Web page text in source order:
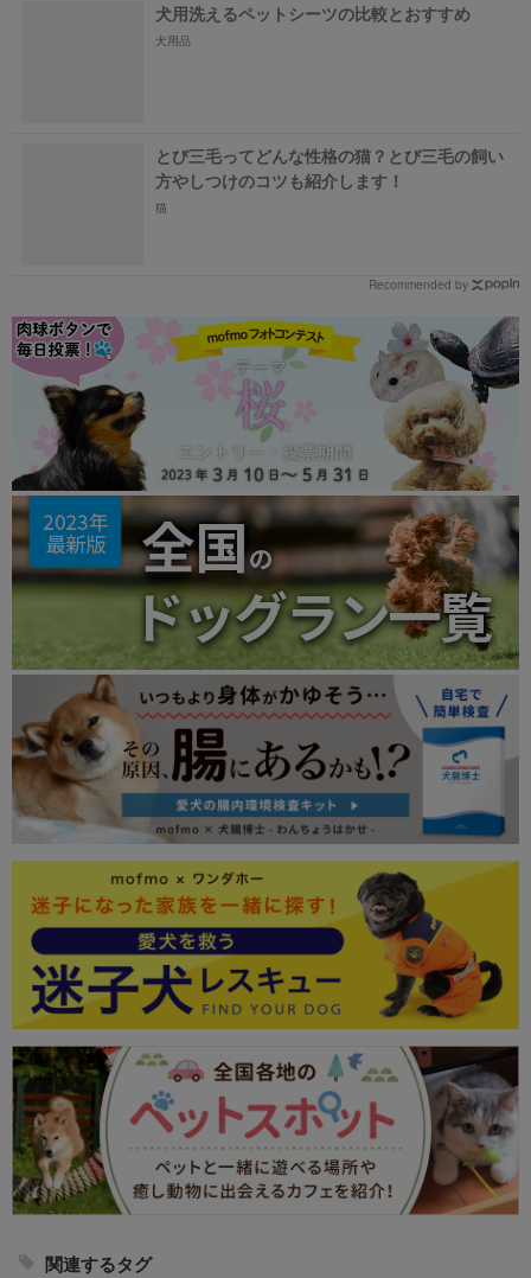
犬用洗えるペットシーツの比較とおすすめ
犬用品
とび三毛ってどんな性格の猫？とび三毛の飼い
方やしつけのコツも紹介します！
猫
Recommended by
関連するタグ